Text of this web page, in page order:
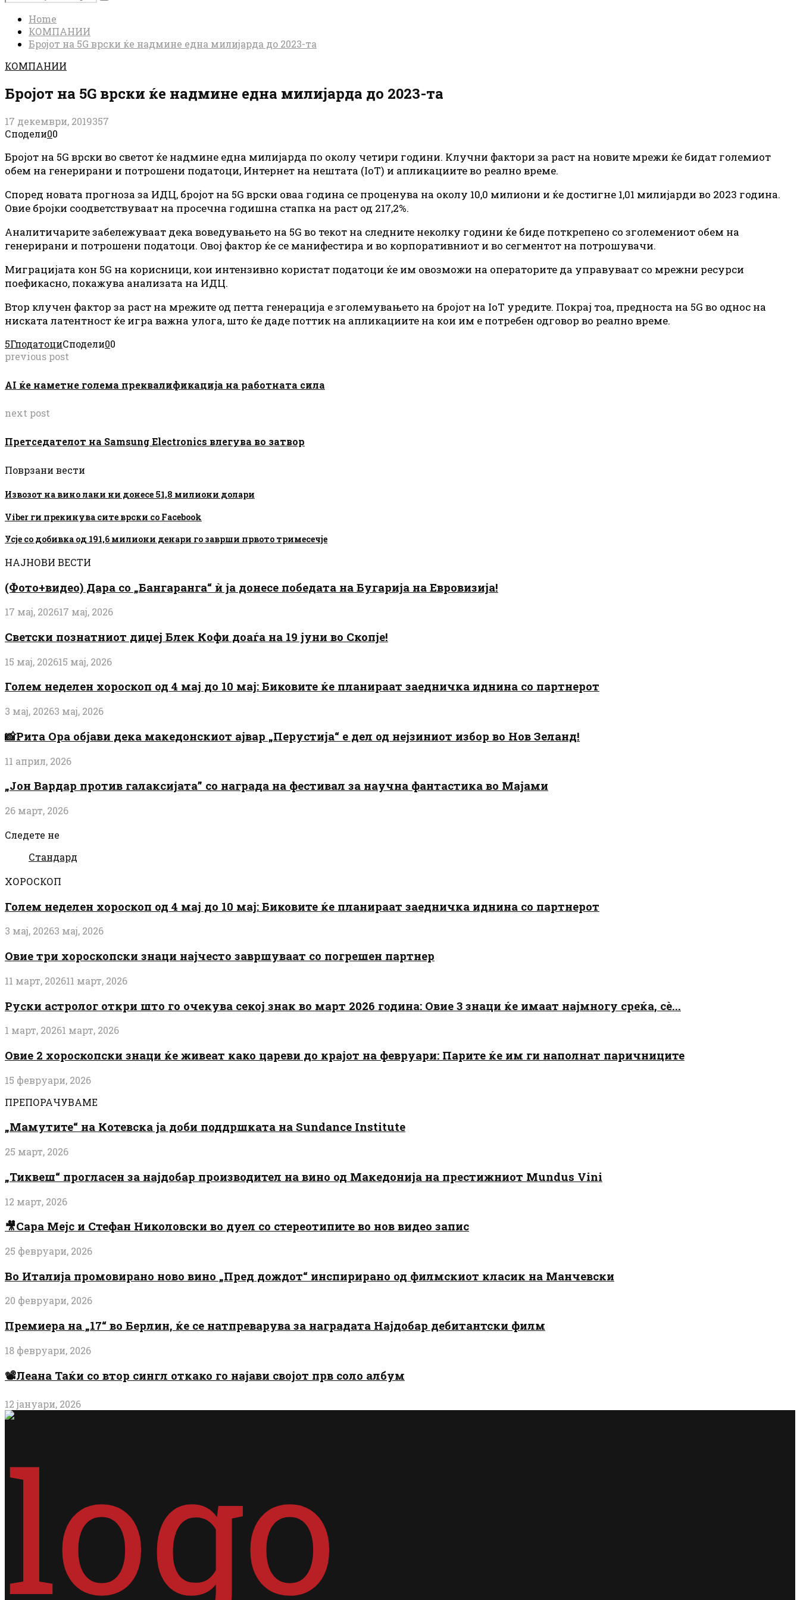
for:
Search
Home
КОМПАНИИ
Бројот на 5G врски ќе надмине една милијарда до 2023-та
КОМПАНИИ
Бројот на 5G врски ќе надмине една милијарда до 2023-та
17 декември, 2019357
Сподели00
Бројот на 5G врски во светот ќе надмине една милијарда по околу четири години. Клучни фактори за раст на новите мрежи ќе бидат големиот
обем на генерирани и потрошени податоци, Интернет на нештата (IoT) и апликациите во реално време.
Според новата прогноза за ИДЦ, бројот на 5G врски оваа година се проценува на околу 10,0 милиони и ќе достигне 1,01 милијарди во 2023 година.
Овие бројки соодветствуваат на просечна годишна стапка на раст од 217,2%.
Аналитичарите забележуваат дека воведувањето на 5G во текот на следните неколку години ќе биде поткрепено со зголемениот обем на
генерирани и потрошени податоци. Овој фактор ќе се манифестира и во корпоративниот и во сегментот на потрошувачи.
Миграцијата кон 5G на корисници, кои интензивно користат податоци ќе им овозможи на операторите да управуваат со мрежни ресурси
поефикасно, покажува анализата на ИДЦ.
Втор клучен фактор за раст на мрежите од петта генерација е зголемувањето на бројот на IoT уредите. Покрај тоа, предноста на 5G во однос на
ниската латентност ќе игра важна улога, што ќе даде поттик на апликациите на кои им е потребен одговор во реално време.
5ГподатоциСподели00
previous post
AI ќе наметне голема преквалификација на работната сила
next post
Претседателот на Samsung Electronics влегува во затвор
Поврзани вести
Извозот на вино лани ни донесе 51,8 милиони долари
Viber ги прекинува сите врски со Facebook
Усје со добивка од 191,6 милиони денари го заврши првото тримесечје
НАЈНОВИ ВЕСТИ
(Фото+видео) Дара со „Бангаранга“ ѝ ја донесе победата на Бугарија на Евровизија!
17 мај, 202617 мај, 2026
Светски познатниот диџеј Блек Кофи доаѓа на 19 јуни во Скопје!
15 мај, 202615 мај, 2026
Голем неделен хороскоп од 4 мај до 10 мај: Биковите ќе планираат заедничка иднина со партнерот
3 мај, 20263 мај, 2026
📸Рита Ора објави дека македонскиот ајвар „Перустија“ е дел од нејзиниот избор во Нов Зеланд!
11 април, 2026
„Јон Вардар против галаксијата” со награда на фестивал за научна фантастика во Мајами
26 март, 2026
Следете не
Стандард
ХОРОСКОП
Голем неделен хороскоп од 4 мај до 10 мај: Биковите ќе планираат заедничка иднина со партнерот
3 мај, 20263 мај, 2026
Овие три хороскопски знаци најчесто завршуваат со погрешен партнер
11 март, 202611 март, 2026
Руски астролог откри што го очекува секој знак во март 2026 година: Овие 3 знаци ќе имаат најмногу среќа, сè...
1 март, 20261 март, 2026
Овие 2 хороскопски знаци ќе живеат како цареви до крајот на февруари: Парите ќе им ги наполнат паричниците
15 февруари, 2026
ПРЕПОРАЧУВАМЕ
„Мамутите“ на Котевска ја доби поддршката на Sundance Institute
25 март, 2026
„Тиквеш“ прогласен за најдобар производител на вино од Македонија на престижниот Mundus Vini
12 март, 2026
🎥Сара Мејс и Стефан Николовски во дуел со стереотипите во нов видео запис
25 февруари, 2026
Во Италија промовирано ново вино „Пред дождот“ инспирирано од филмскиот класик на Манчевски
20 февруари, 2026
Премиера на „17“ во Берлин, ќе се натпреварува за наградата Најдобар дебитантски филм
18 февруари, 2026
📽️Леана Таќи со втор сингл откако го најави својот прв соло албум
12 јануари, 2026